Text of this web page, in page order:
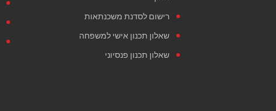
רישום לסדנת משכנתאות
שאלון תכנון אישי למשפחה
שאלון תכנון פנסיוני